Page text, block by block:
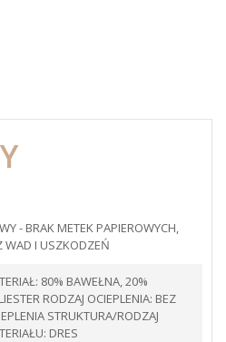
- BRAK METEK PAPIEROWYCH,
WAD I USZKODZEŃ
80% BAWEŁNA, 20%
RODZAJ OCIEPLENIA: BEZ
STRUKTURA/RODZAJ
DRES